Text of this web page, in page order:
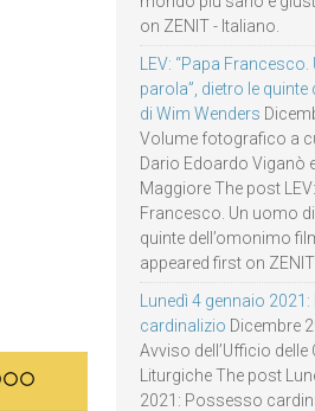
on ZENIT - Italiano.
LEV: “Papa
parola”, dietro le
di Wim Wenders
Volume fotografico a
Dario Edoardo Viganò
Maggiore The post
Francesco. Un uomo
quinte dell’omonimo
appeared first on ZENIT
Lunedì 4 gennaio
cardinalizio Dicembre
Avviso dell’Ufficio delle
Liturgiche The post
2021: Possesso